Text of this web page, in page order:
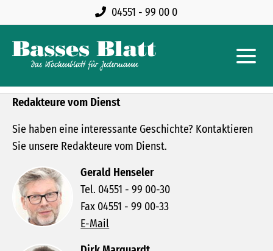
04551 - 99 00 0
Redakteure vom Dienst
Sie haben eine interessante Geschichte? Kontaktieren
Sie unsere Redakteure vom Dienst.
Gerald Henseler
Tel. 04551 - 99 00-30
Fax 04551 - 99 00-33
E-Mail